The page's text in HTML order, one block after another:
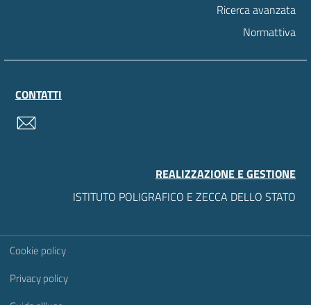
Ricerca avanzata
Normattiva
CONTATTI
REALIZZAZIONE E GESTIONE
ISTITUTO POLIGRAFICO E ZECCA DELLO STATO
Sezione Link Utili
Cookie policy
Privacy policy